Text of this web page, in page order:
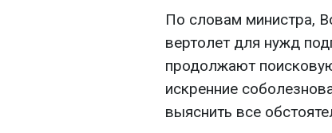
По словам министра,
вертолет для нужд
продолжают
искренние
выяснить все